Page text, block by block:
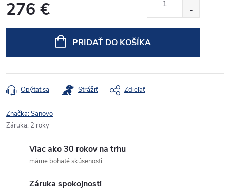
276 €
PRIDAŤ DO KOŠÍKA
Opýtať sa Strážiť Zdieľať
Značka:Sanovo
Záruka: 2 roky
Viac ako 30 rokov na trhu
máme bohaté skúsenosti
Záruka spokojnosti